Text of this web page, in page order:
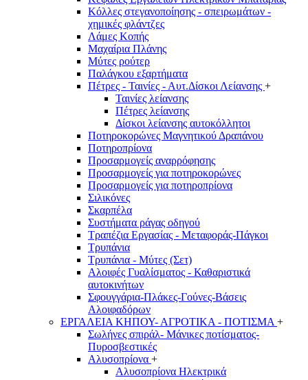
Κόλλες στεγανοποίησης - σπειρωμάτων -
χημικές φλάντζες
Λάμες Κοπής
Μαχαίρια Πλάνης
Μύτες ρούτερ
Παλάγκου εξαρτήματα
Πέτρες - Ταινίες - Αυτ.Δίσκοι Λείανσης +
Ταινίες λείανσης
Πέτρες λείανσης
Δίσκοι λείανσης αυτοκόλλητοι
Ποτηροκορώνες Μαγνητικού Δραπάνου
Ποτηροπρίονα
Προσαρμογείς αναρρόφησης
Προσαρμογείς για ποτηροκορώνες
Προσαρμογείς για ποτηροπρίονα
Σιλικόνες
Σκαρπέλα
Συστήματα ράγας οδηγού
Τραπέζια Εργασίας - Μεταφοράς-Πάγκοι
Τρυπάνια
Τρυπάνια - Μύτες (Σετ)
Αλοιφές Γυαλίσματος - Καθαριστικά
αυτοκινήτων
Σφουγγάρια-Πλάκες-Γούνες-Βάσεις
Αλοιφαδόρων
ΕΡΓΑΛΕΙΑ ΚΗΠΟΥ- ΑΓΡΟΤΙΚΑ - ΠΟΤΙΣΜΑ +
Σωλήνες σπιράλ- Μάνικες ποτίσματος-
Πυροσβεστικές
Αλυσοπρίονα +
Αλυσοπρίονα Ηλεκτρικά